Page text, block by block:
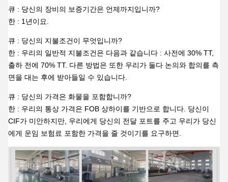
큐 : 당신의 장비의 보증기간은 언제까지입니까?
한 : 1년이요.
큐 : 당신의 지불조건이 무엇입니까?
한 : 우리의 일반적 지불조건은 다음과 같습니다 : 사전에 30% TT,
출하 전에 70% TT. 다른 방법은 또한 우리가 둘다 논의와 합의를 측
면을 대는 후에 받아들일 수 있습니다.
큐 : 당신의 가격은 화물을 포함합니까?
한 : 우리의 통상 가격은 FOB 상하이를 기반으로 합니다. 당신이
CIF가 미안하지만, 우리에게 당신의 전달 포트를 주고 우리가 당신
에게 운임 보험료 포함한 가격을 줄 것이기를 요구하면.